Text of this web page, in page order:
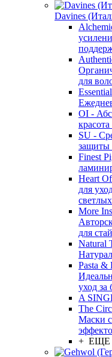
Davines
для
OI -
SU -
защиты
Finest
Heart
для
More
для
Natural
Pasta &
уход за
A
The
Маски
+ ЕЩЕ